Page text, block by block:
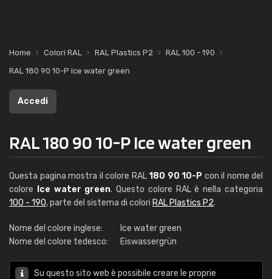
Home Colori RAL RAL Plastics P2
RAL 100 - 190
RAL 180 90 10-P Ice water green
Accedi
RAL 180 90 10-P Ice water green
Questa pagina mostra il colore RAL180 90 10-P con il nome del
colore
Ice water green. Questo colore RAL è nella categoria
100 - 190, parte del sistema di colori RAL Plastics P2.
Nome del colore inglese:
Ice water green
Nome del colore tedesco:
Eiswassergrün
Su questo sito web è possibile creare le proprie